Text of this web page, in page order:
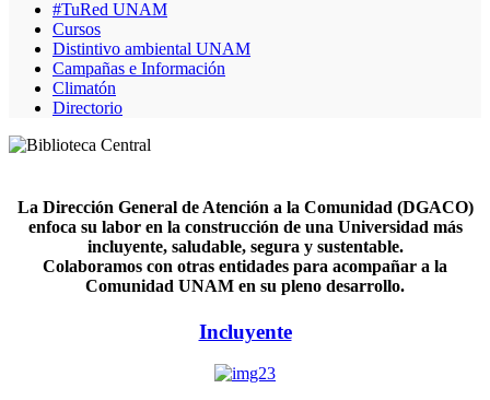
#TuRed UNAM
Cursos
Distintivo ambiental UNAM
Campañas e Información
Climatón
Directorio
La Dirección General de Atención a la Comunidad (DGACO)
enfoca su labor en la construcción de una Universidad más
incluyente, saludable, segura y sustentable.
Colaboramos con otras entidades para acompañar a la
Comunidad UNAM en su pleno desarrollo.
Incluyente